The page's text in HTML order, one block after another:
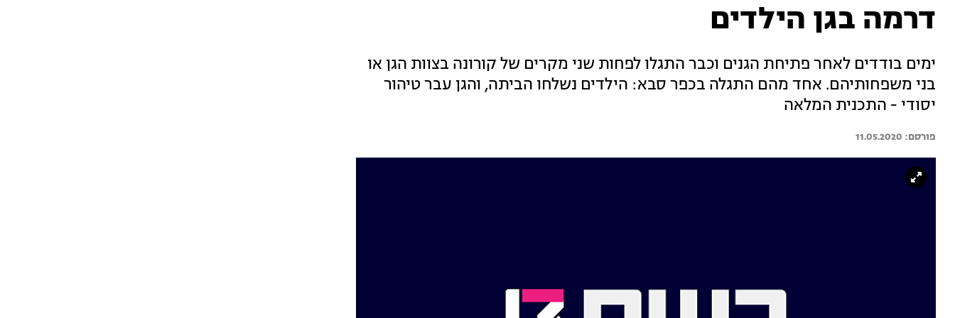
דרמה בגן הילדים
ימים בודדים לאחר פתיחת הגנים וכבר התגלו לפחות שני מקרים של קורונה בצוות הגן או
בני משפחותיהם. אחד מהם התגלה בכפר סבא: הילדים נשלחו הביתה, והגן עבר טיהור
יסודי - התכנית המלאה
11.05.2020